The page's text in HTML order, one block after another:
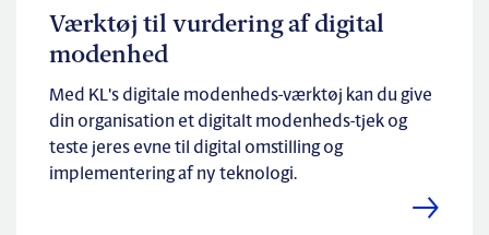
Værktøj til vurdering af digital
modenhed
Med KL's digitale modenheds-værktøj kan du give
din organisation et digitalt modenheds-tjek og
teste jeres evne til digital omstilling og
implementering af ny teknologi.